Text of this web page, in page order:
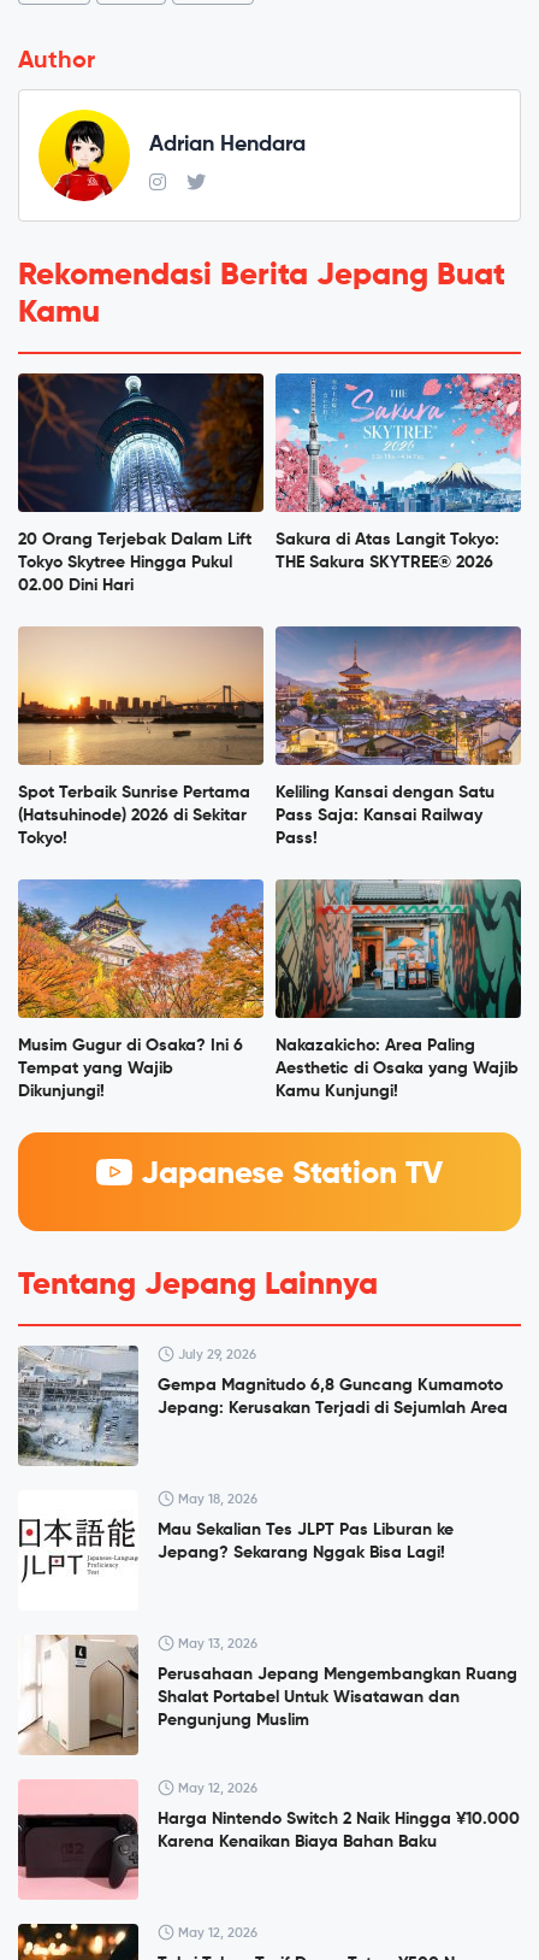
Author
Adrian Hendara
Rekomendasi Berita Jepang Buat
Kamu
20 Orang Terjebak Dalam Lift
Tokyo Skytree Hingga Pukul
02.00 Dini Hari
Sakura di Atas Langit Tokyo:
THE Sakura SKYTREE® 2026
Spot Terbaik Sunrise Pertama
(Hatsuhinode) 2026 di Sekitar
Tokyo!
Keliling Kansai dengan Satu
Pass Saja: Kansai Railway
Pass!
Musim Gugur di Osaka? Ini 6
Tempat yang Wajib
Dikunjungi!
Nakazakicho: Area Paling
Aesthetic di Osaka yang Wajib
Kamu Kunjungi!
Japanese Station TV
Tentang Jepang Lainnya
July 29, 2026
Gempa Magnitudo 6,8 Guncang Kumamoto
Jepang: Kerusakan Terjadi di Sejumlah Area
May 18, 2026
Mau Sekalian Tes JLPT Pas Liburan ke
Jepang? Sekarang Nggak Bisa Lagi!
May 13, 2026
Perusahaan Jepang Mengembangkan Ruang
Shalat Portabel Untuk Wisatawan dan
Pengunjung Muslim
May 12, 2026
Harga Nintendo Switch 2 Naik Hingga ¥10.000
Karena Kenaikan Biaya Bahan Baku
May 12, 2026